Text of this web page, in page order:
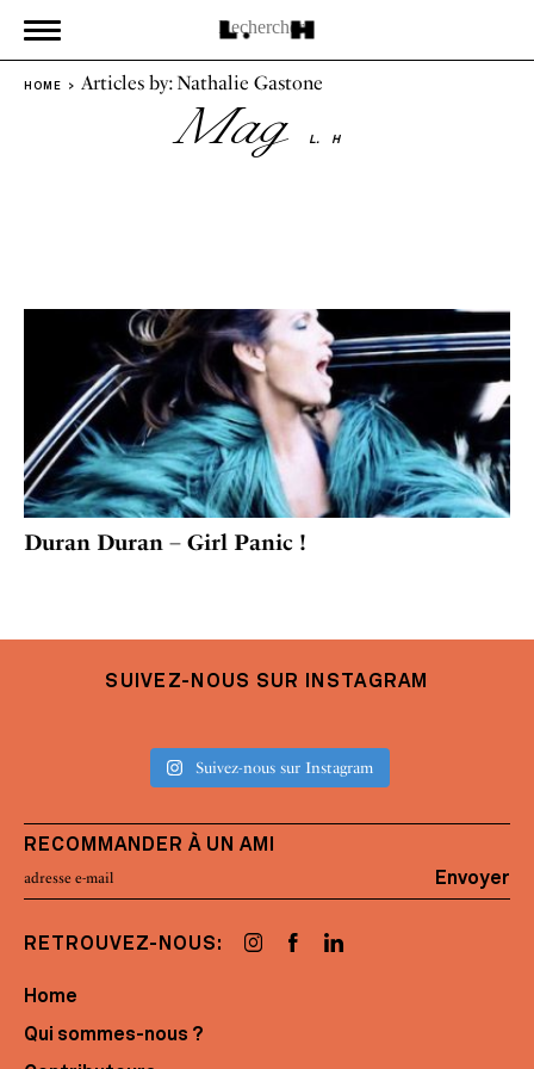
HOME Articles by: Nathalie Gastone
Mag L. H
Duran Duran – Girl Panic !
SUIVEZ-NOUS SUR INSTAGRAM
Suivez-nous sur Instagram
RECOMMANDER À UN AMI
Envoyer
RETROUVEZ-NOUS:
Home
Qui sommes-nous ?